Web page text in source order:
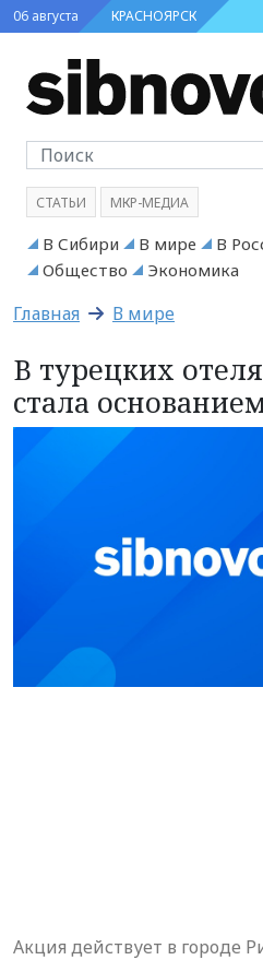
06 августа КРАСНОЯРСК
СТАТЬИ МКР-МЕДИА
В Сибири В мире В
Общество
Экономика
Главная В мире
В турецких
стала
Акция действует в городе